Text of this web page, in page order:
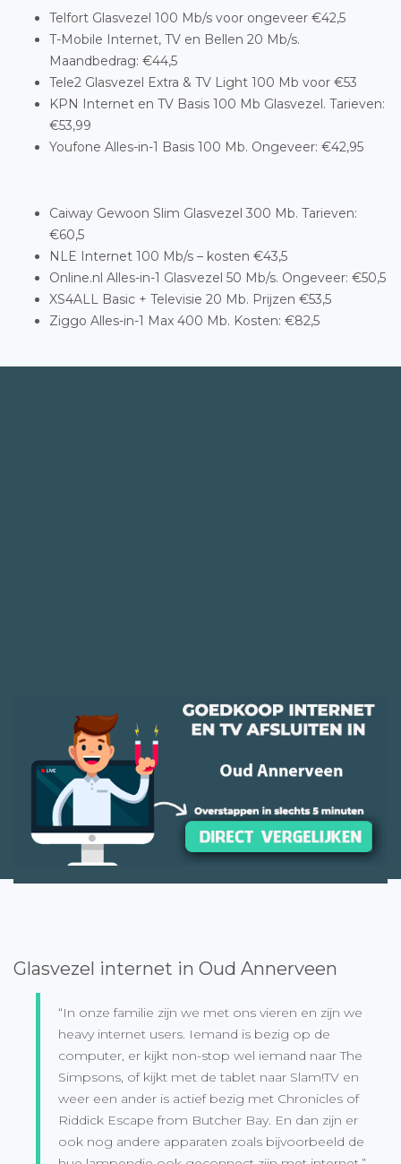
Telfort Glasvezel 100 Mb/s voor ongeveer €42,5
T-Mobile Internet, TV en Bellen 20 Mb/s.
Maandbedrag: €44,5
Tele2 Glasvezel Extra & TV Light 100 Mb voor €53
KPN Internet en TV Basis 100 Mb Glasvezel. Tarieven:
€53,99
Youfone Alles-in-1 Basis 100 Mb. Ongeveer: €42,95
Caiway Gewoon Slim Glasvezel 300 Mb. Tarieven:
€60,5
NLE Internet 100 Mb/s – kosten €43,5
Online.nl Alles-in-1 Glasvezel 50 Mb/s. Ongeveer: €50,5
XS4ALL Basic + Televisie 20 Mb. Prijzen €53,5
Ziggo Alles-in-1 Max 400 Mb. Kosten: €82,5
Glasvezel internet in Oud Annerveen
“In onze familie zijn we met ons vieren en zijn we
heavy internet users. Iemand is bezig op de
computer, er kijkt non-stop wel iemand naar The
Simpsons, of kijkt met de tablet naar Slam!TV en
weer een ander is actief bezig met Chronicles of
Riddick Escape from Butcher Bay. En dan zijn er
ook nog andere apparaten zoals bijvoorbeeld de